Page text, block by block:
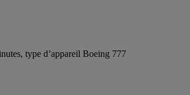
type d’appareil Boeing 777